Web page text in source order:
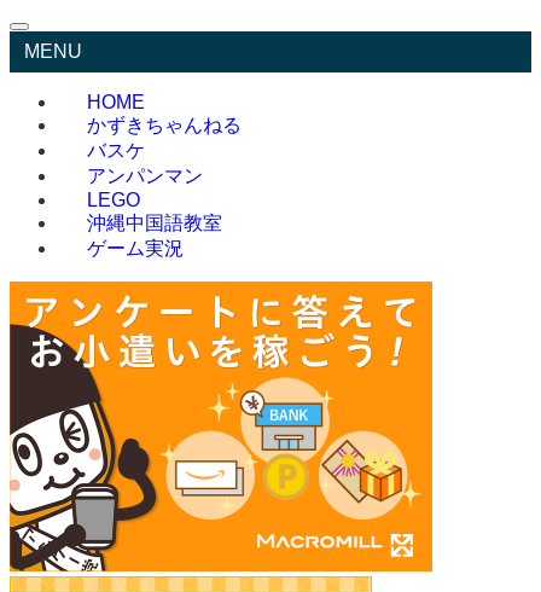
MENU
HOME
かずきちゃんねる
バスケ
アンパンマン
LEGO
沖縄中国語教室
ゲーム実況